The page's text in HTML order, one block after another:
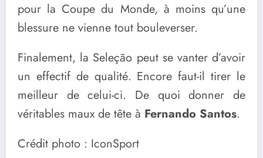
pour la Coupe du Monde, à moins qu’une
blessure ne vienne tout bouleverser.
Finalement, la Seleção peut se vanter d’avoir
un effectif de qualité. Encore faut-il tirer le
meilleur de celui-ci. De quoi donner de
véritables maux de tête à Fernando Santos.
Crédit photo : IconSport